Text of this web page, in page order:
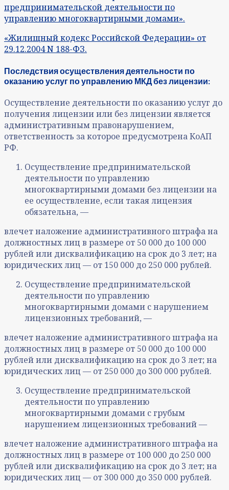
предпринимательской деятельности по
управлению многоквартирными домами».
«Жилищный кодекс Российской Федерации» от
29.12.2004 N 188-ФЗ.
Последствия осуществления деятельности по
оказанию услуг по управлению МКД без лицензии:
Осуществление деятельности по оказанию услуг до
получения лицензии или без лицензии является
административным правонарушением,
ответственность за которое предусмотрена КоАП
РФ.
Осуществление предпринимательской
деятельности по управлению
многоквартирными домами без лицензии на
ее осуществление, если такая лицензия
обязательна, —
влечет наложение административного штрафа на
должностных лиц в размере от 50 000 до 100 000
рублей или дисквалификацию на срок до 3 лет; на
юридических лиц — от 150 000 до 250 000 рублей.
Осуществление предпринимательской
деятельности по управлению
многоквартирными домами с нарушением
лицензионных требований, —
влечет наложение административного штрафа на
должностных лиц в размере от 50 000 до 100 000
рублей или дисквалификацию на срок до 3 лет; на
юридических лиц — от 250 000 до 300 000 рублей.
Осуществление предпринимательской
деятельности по управлению
многоквартирными домами с грубым
нарушением лицензионных требований —
влечет наложение административного штрафа на
должностных лиц в размере от 100 000 до 250 000
рублей или дисквалификацию на срок до 3 лет; на
юридических лиц — от 300 000 до 350 000 рублей.